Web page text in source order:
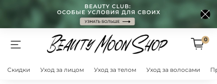
0
Скидки Уход за лицом Уход за телом Уход за волосами